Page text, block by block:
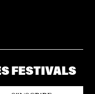
FESTIVALS